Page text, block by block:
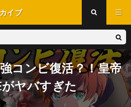
イブ
コンビ復活？！皇帝
ヤバすぎた